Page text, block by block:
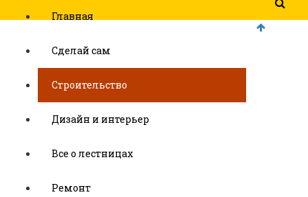
Главная
Сделай сам
Строительство
Дизайн и интерьер
Все о лестницах
Ремонт